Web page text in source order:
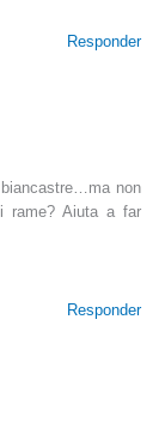
Responder
non
rame? Aiuta a far
Responder